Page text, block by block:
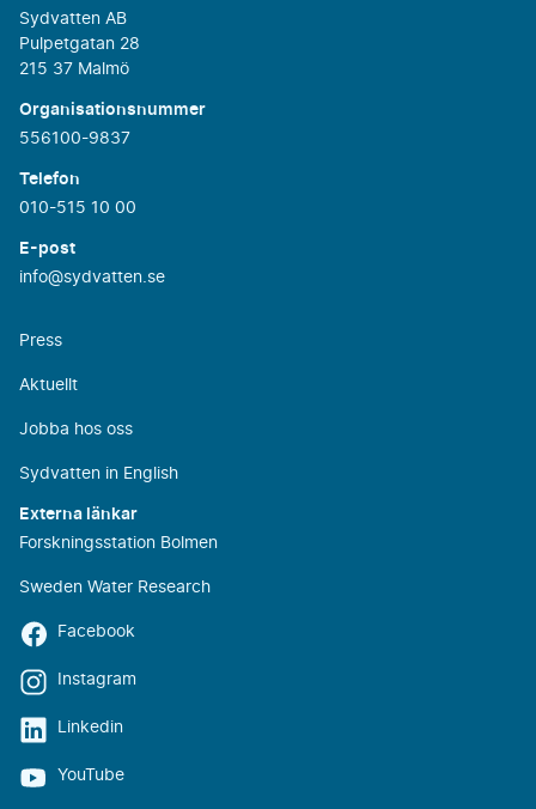
Sydvatten AB
Pulpetgatan 28
215 37 Malmö
Organisationsnummer
556100-9837
Telefon
010-515 10 00
E-post
info@sydvatten.se
Press
Aktuellt
Jobba hos oss
Sydvatten in English
Externa länkar
Forskningsstation Bolmen
Sweden Water Research
Facebook
Instagram
Linkedin
YouTube